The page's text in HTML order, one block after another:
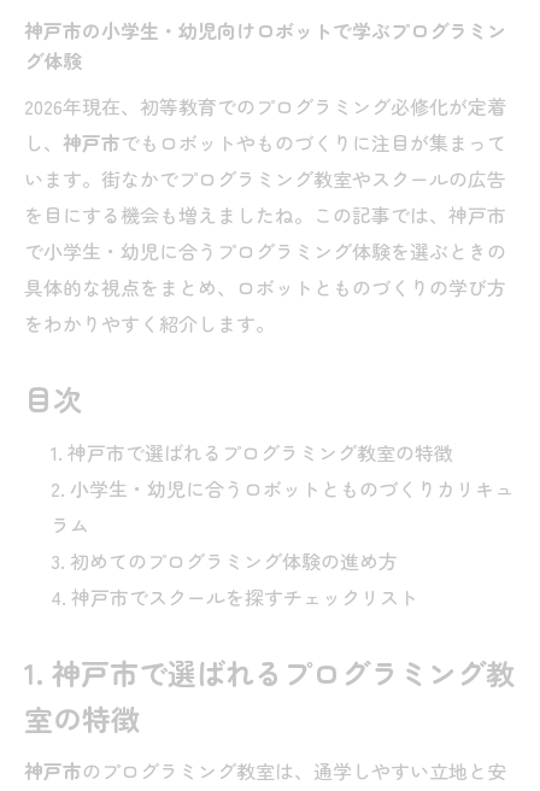
神戸市の小学生・幼児向けロボットで学ぶプログラミン
グ体験
2026年現在、初等教育でのプログラミング必修化が定着
し、 神戸市でもロボットやものづくりに注目が集まって
います。街なかでプログラミング教室やスクールの広告
を目にする機会も増えましたね。この記事では、神戸市
で小学生・幼児に合うプログラミング体験を選ぶときの
具体的な視点をまとめ、ロボットとものづくりの学び方
をわかりやすく紹介します。
目次
神戸市で選ばれるプログラミング教室の特徴
小学生・幼児に合うロボットとものづくりカリキュ
ラム
初めてのプログラミング体験の進め方
神戸市でスクールを探すチェックリスト
1. 神戸市で選ばれるプログラミング教
室の特徴
神戸市のプログラミング教室は、通学しやすい立地と安